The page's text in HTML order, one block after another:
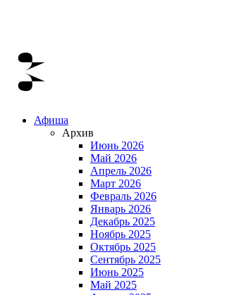
Афиша
Архив
Июнь 2026
Май 2026
Апрель 2026
Март 2026
Февраль 2026
Январь 2026
Декабрь 2025
Ноябрь 2025
Октябрь 2025
Сентябрь 2025
Июнь 2025
Май 2025